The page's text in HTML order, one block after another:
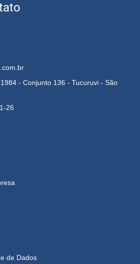
- Conjunto 136 - Tucuruvi - São
26
de Dados